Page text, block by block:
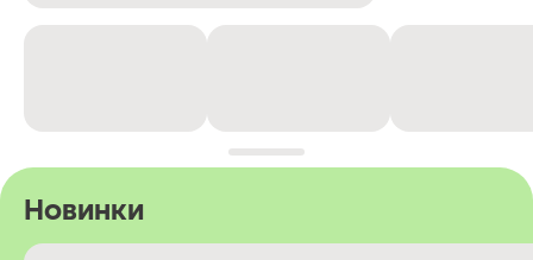
Новинки